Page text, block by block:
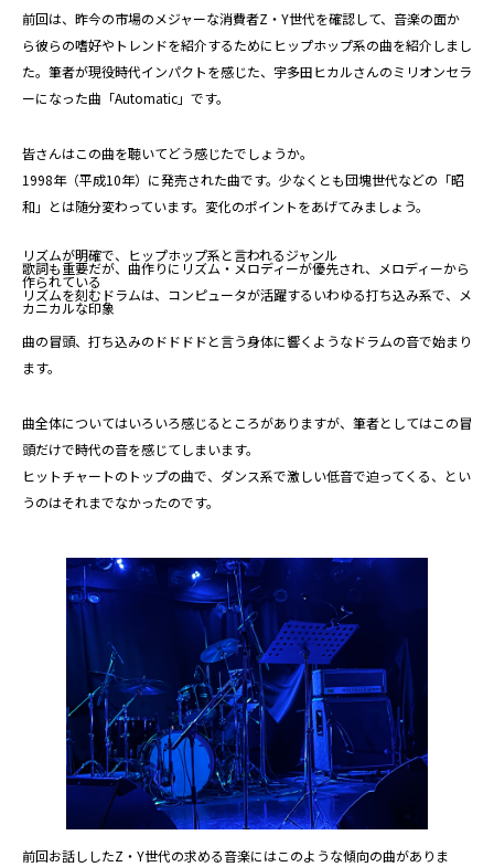
前回は、昨今の市場のメジャーな消費者Z・Y世代を確認して、音楽の面か
ら彼らの嗜好やトレンドを紹介するためにヒップホップ系の曲を紹介しまし
た。筆者が現役時代インパクトを感じた、宇多田ヒカルさんのミリオンセラ
ーになった曲「Automatic」です。
皆さんはこの曲を聴いてどう感じたでしょうか。
1998年（平成10年）に発売された曲です。少なくとも団塊世代などの「昭
和」とは随分変わっています。変化のポイントをあげてみましょう。
リズムが明確で、ヒップホップ系と言われるジャンル
歌詞も重要だが、曲作りにリズム・メロディーが優先され、メロディーから
作られている
リズムを刻むドラムは、コンピュータが活躍するいわゆる打ち込み系で、メ
カニカルな印象
曲の冒頭、打ち込みのドドドドと言う身体に響くようなドラムの音で始まり
ます。
曲全体についてはいろいろ感じるところがありますが、筆者としてはこの冒
頭だけで時代の音を感じてしまいます。
ヒットチャートのトップの曲で、ダンス系で激しい低音で迫ってくる、とい
うのはそれまでなかったのです。
前回お話ししたZ・Y世代の求める音楽にはこのような傾向の曲がありま